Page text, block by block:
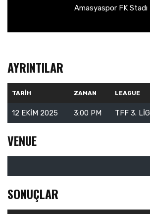
Amasyaspor FK Stadı
AYRINTILAR
TARIH ZAMAN LEAGUE
12 EKIM 2025 3:00 PM TFF 3. LIG
VENUE
SONUÇLAR